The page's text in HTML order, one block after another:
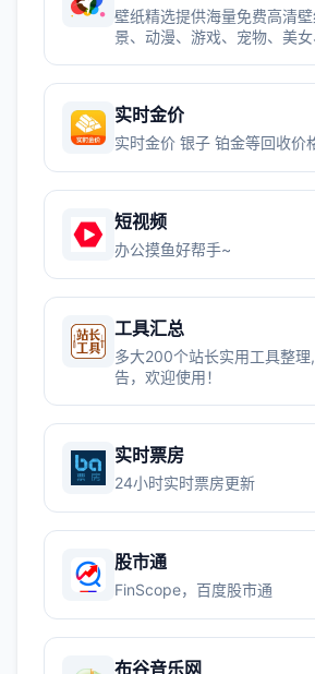
壁纸精选提供海量免费高清
景、动漫、游戏、宠物、美
实时金价
实时金价 银子 铂金等回收价
短视频
办公摸鱼好帮手~
工具汇总
多大200个站长实用工具整
告，欢迎使用！
实时票房
24小时实时票房更新
股市通
FinScope，百度股市通
布谷音乐网